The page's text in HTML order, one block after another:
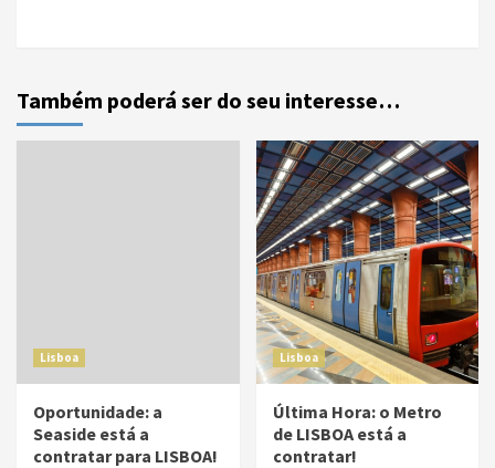
Também poderá ser do seu interesse…
Lisboa
Oportunidade: a
Seaside está a
contratar para LISBOA!
Lisboa
Última Hora: o Metro
de LISBOA está a
contratar!